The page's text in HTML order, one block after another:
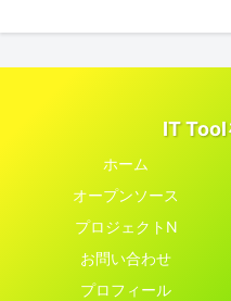
IT Tool
ホーム
オープンソース
プロジェクトN
お問い合わせ
プロフィール